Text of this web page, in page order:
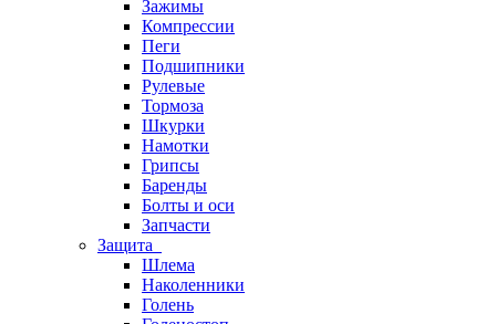
Зажимы
Компрессии
Пеги
Подшипники
Рулевые
Тормоза
Шкурки
Намотки
Грипсы
Баренды
Болты и оси
Запчасти
Защита
Шлема
Наколенники
Голень